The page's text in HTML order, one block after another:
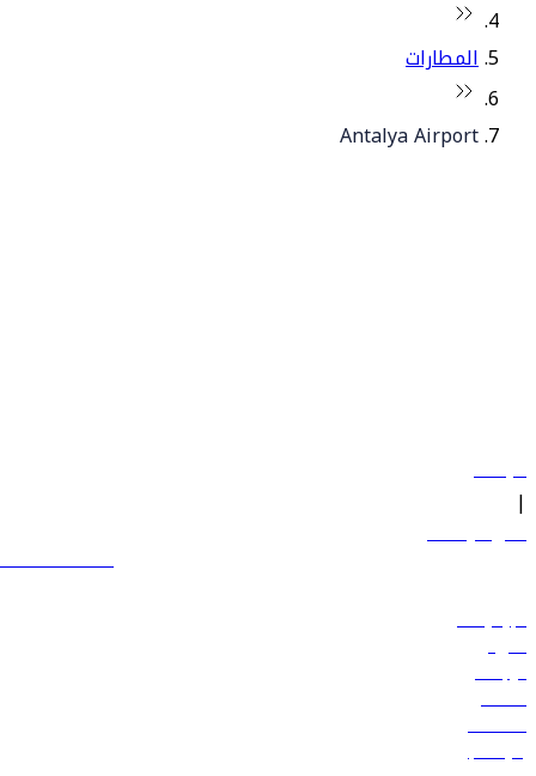
المطارات
Antalya Airport
سياساتنا
|
الشروط والأحكام
600 544 445
حجز الرحلات
العروض
الوجهات
الأمتعة
المساعدة
إدارة الحجز